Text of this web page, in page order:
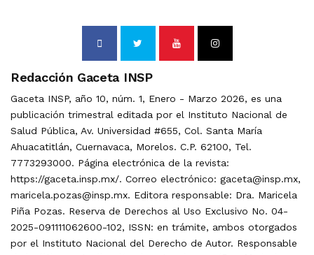
Redacción Gaceta INSP
Gaceta INSP, año 10, núm. 1, Enero - Marzo 2026, es una
publicación trimestral editada por el Instituto Nacional de
Salud Pública, Av. Universidad #655, Col. Santa María
Ahuacatitlán, Cuernavaca, Morelos. C.P. 62100, Tel.
7773293000. Página electrónica de la revista:
https://gaceta.insp.mx/. Correo electrónico: gaceta@insp.mx,
maricela.pozas@insp.mx. Editora responsable: Dra. Maricela
Piña Pozas. Reserva de Derechos al Uso Exclusivo No. 04-
2025-091111062600-102, ISSN: en trámite, ambos otorgados
por el Instituto Nacional del Derecho de Autor. Responsable